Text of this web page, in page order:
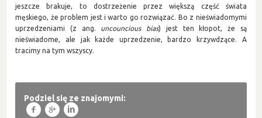
jeszcze brakuje, to dostrzeżenie przez większą część świata
męskiego, że problem jest i warto go rozwiązać. Bo z nieświadomymi
uprzedzeniami (z ang. uncouncious bias) jest ten kłopot, że są
nieświadome, ale jak każde uprzedzenie, bardzo krzywdzące. A
tracimy na tym wszyscy.
Podziel się ze znajomymi:
f g l